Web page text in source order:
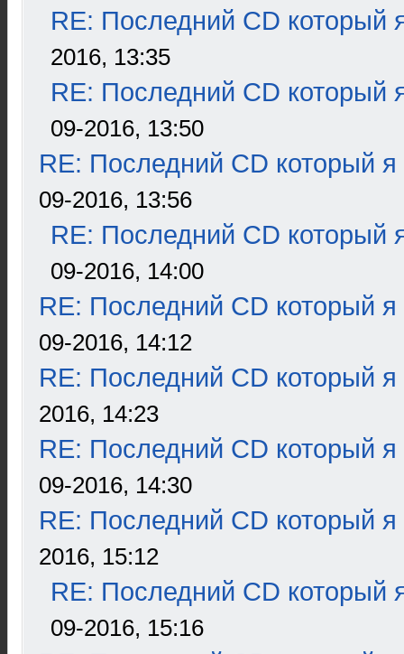
RE: Последний CD который
2016, 13:35
RE: Последний CD который
09-2016, 13:50
RE: Последний CD который я
09-2016, 13:56
RE: Последний CD который
09-2016, 14:00
RE: Последний CD который я
09-2016, 14:12
RE: Последний CD который я
2016, 14:23
RE: Последний CD который я
09-2016, 14:30
RE: Последний CD который я
2016, 15:12
RE: Последний CD который
09-2016, 15:16